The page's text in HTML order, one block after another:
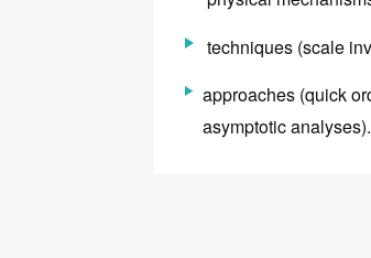
techniques (scale
approaches (quick
asymptotic analyses).